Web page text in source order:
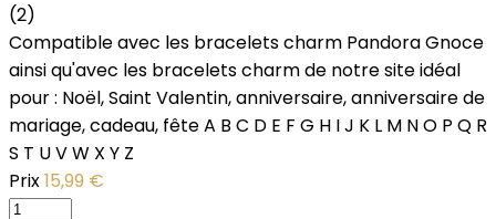
(2)
Compatible avec les bracelets charm Pandora Gnoce
ainsi qu'avec les bracelets charm de notre site idéal
pour : Noël, Saint Valentin, anniversaire, anniversaire de
mariage, cadeau, fête A B C D E F G H I J K L M N O P Q R
S T U V W X Y Z
Prix15,99 €